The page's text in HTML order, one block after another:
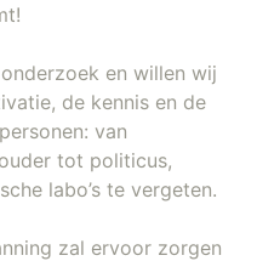
en willen wij
de kennis en de
van
tot politicus,
labo’s te vergeten.
zal ervoor zorgen